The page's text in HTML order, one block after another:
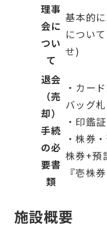
理事
会に
つい
て
基本的
につい
せ)
退会
（売
却）
手続
の必
要書
類
・カー
バッグ
・印鑑
・株券
株券+預
『壱株
施設概要